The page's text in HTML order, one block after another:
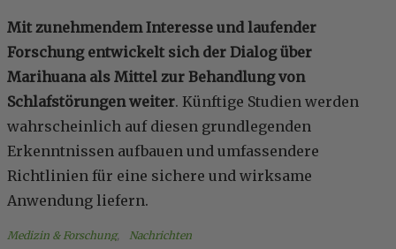
Mit zunehmendem Interesse und laufender
Forschung entwickelt sich der Dialog über
Marihuana als Mittel zur Behandlung von
Schlafstörungen weiter. Künftige Studien werden
wahrscheinlich auf diesen grundlegenden
Erkenntnissen aufbauen und umfassendere
Richtlinien für eine sichere und wirksame
Anwendung liefern.
Medizin & Forschung, Nachrichten